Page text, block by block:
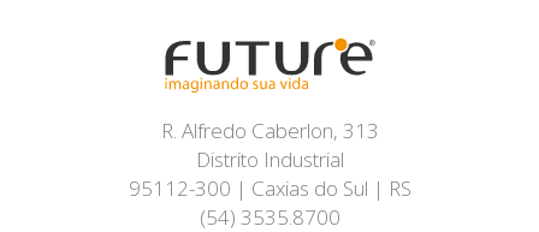
R. Alfredo Caberlon, 313
Distrito Industrial
95112-300 | Caxias do Sul | RS
(54) 3535.8700